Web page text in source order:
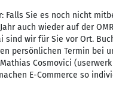
Falls Sie es noch nicht
auch wieder auf der
sind wir für Sie vor Ort.
persönlichen Termin bei
Cosmovici
E-Commerce so